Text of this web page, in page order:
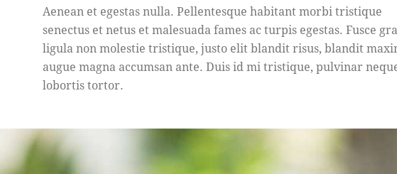
Aenean et egestas nulla. Pellentesque habitant morbi tristique
senectus et netus et malesuada fames ac turpis egestas. Fusce
ligula non molestie tristique, justo elit blandit risus, blandit
augue magna accumsan ante. Duis id mi tristique, pulvinar
lobortis tortor.